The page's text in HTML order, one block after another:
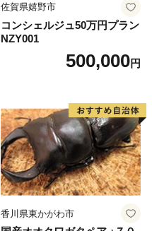
佐賀県嬉野市
コンシェルジュ50万円プラン
NZY001
500,000円
香川県東かがわ市